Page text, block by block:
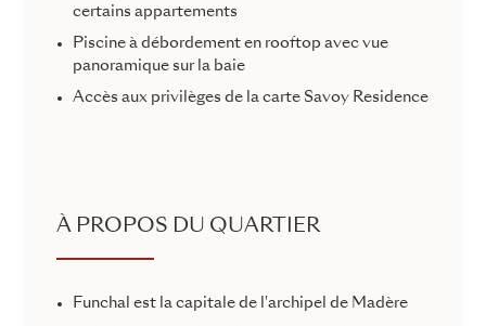
certains appartements
Piscine à débordement en rooftop avec vue
panoramique sur la baie
Accès aux privilèges de la carte Savoy Residence
À PROPOS DU QUARTIER
Funchal est la capitale de l'archipel de Madère